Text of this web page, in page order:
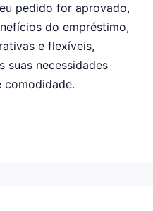
pedido for aprovado,
do empréstimo,
e flexíveis,
suas necessidades
comodidade.